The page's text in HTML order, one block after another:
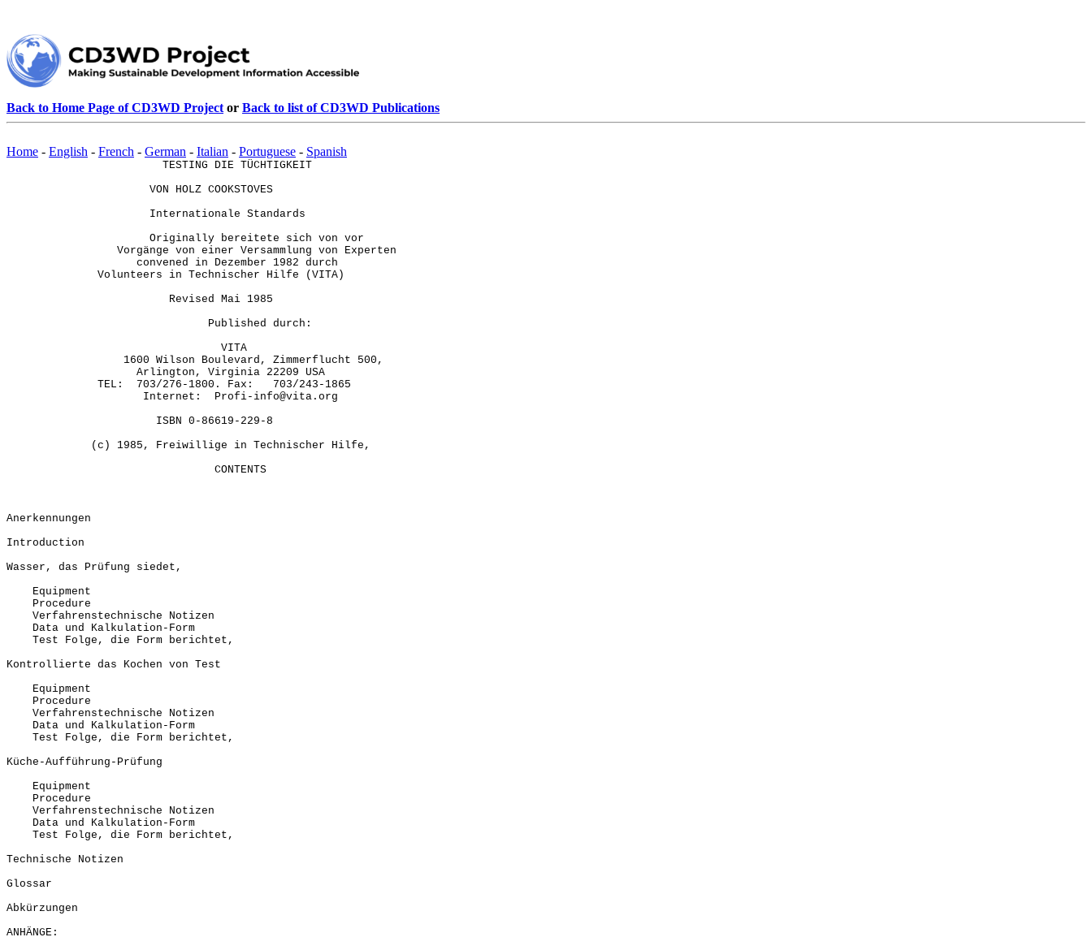
Back to Home Page of CD3WD Project or Back to list of CD3WD Publications
Home - English - French - German - Italian - Portuguese - Spanish
TESTING DIE TÜCHTIGKEIT
VON HOLZ COOKSTOVES
Internationale Standards
Originally bereitete sich von vor
Vorgänge von einer Versammlung von Experten
convened in Dezember 1982 durch
Volunteers in Technischer Hilfe (VITA)
Revised Mai 1985
Published durch:
VITA
1600 Wilson Boulevard, Zimmerflucht 500,
Arlington, Virginia 22209 USA
TEL: 703/276-1800. Fax: 703/243-1865
Internet: Profi-info@vita.org
ISBN 0-86619-229-8
(c) 1985, Freiwillige in Technischer Hilfe,
CONTENTS
Anerkennungen
Introduction
Wasser, das Prüfung siedet,
Equipment
Procedure
Verfahrenstechnische Notizen
Data und Kalkulation-Form
Test Folge, die Form berichtet,
Kontrollierte das Kochen von Test
Equipment
Procedure
Verfahrenstechnische Notizen
Data und Kalkulation-Form
Test Folge, die Form berichtet,
Küche-Aufführung-Prüfung
Equipment
Procedure
Verfahrenstechnische Notizen
Data und Kalkulation-Form
Test Folge, die Form berichtet,
Technische Notizen
Glossar
Abkürzungen
ANHÄNGE: